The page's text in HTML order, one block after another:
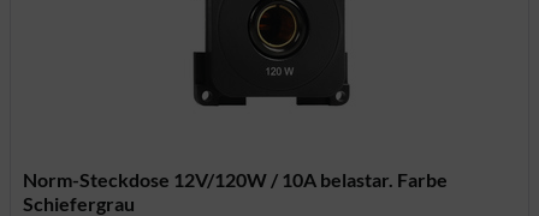
Norm-Steckdose 12V/120W / 10A belastar. Farbe
Schiefergrau